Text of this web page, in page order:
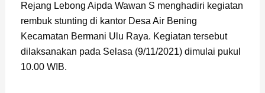
Rejang Lebong Aipda Wawan S menghadiri kegiatan
rembuk stunting di kantor Desa Air Bening
Kecamatan Bermani Ulu Raya. Kegiatan tersebut
dilaksanakan pada Selasa (9/11/2021) dimulai pukul
10.00 WIB.